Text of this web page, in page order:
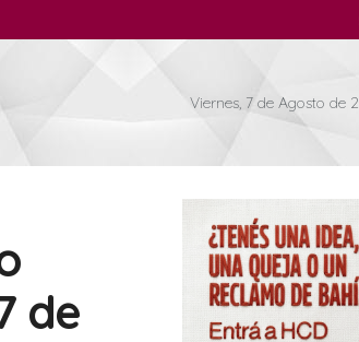
Viernes, 7 de Agosto de
de